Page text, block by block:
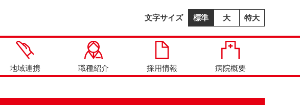
文字サイズ 標準 大 特大
地域連携 職種紹介 採用情報 病院概要